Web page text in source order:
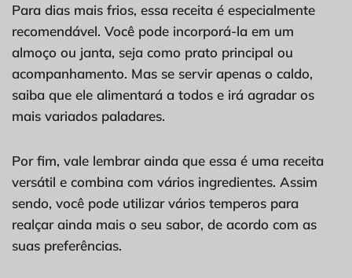
Para dias mais frios, essa receita é especialmente
recomendável. Você pode incorporá-la em um
almoço ou janta, seja como prato principal ou
acompanhamento. Mas se servir apenas o caldo,
saiba que ele alimentará a todos e irá agradar os
mais variados paladares.
Por fim, vale lembrar ainda que essa é uma receita
versátil e combina com vários ingredientes. Assim
sendo, você pode utilizar vários temperos para
realçar ainda mais o seu sabor, de acordo com as
suas preferências.